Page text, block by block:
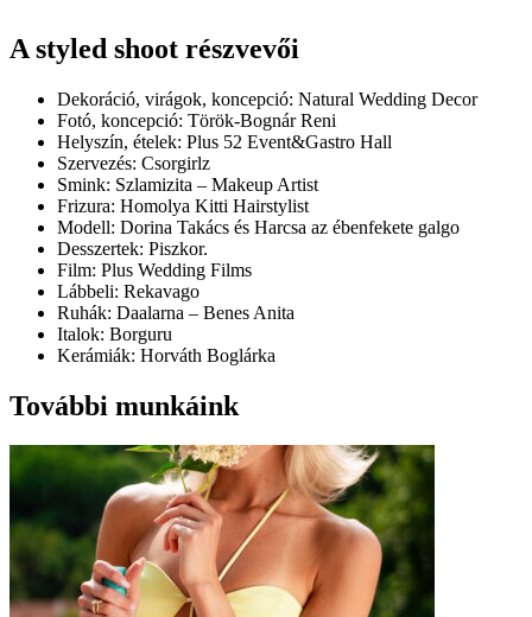
A styled shoot részvevői
Dekoráció, virágok, koncepció: Natural Wedding Decor
Fotó, koncepció: Török-Bognár Reni
Helyszín, ételek: Plus 52 Event&Gastro Hall
Szervezés: Csorgirlz
Smink: Szlamizita – Makeup Artist
Frizura: Homolya Kitti Hairstylist
Modell: Dorina Takács és Harcsa az ébenfekete galgo
Desszertek: Piszkor.
Film: Plus Wedding Films
Lábbeli: Rekavago
Ruhák: Daalarna – Benes Anita
Italok: Borguru
Kerámiák: Horváth Boglárka
További munkáink